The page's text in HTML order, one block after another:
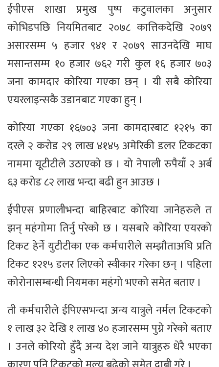
ईपीएस शाखा प्रमुख पुष्प कटुवालका अनुसार
कोभिडपछि नियमितबाट २०७८ कात्तिकदेखि २०७९
असारसम्म ५ हजार ९४१ र २०७९ साउनदेखि माघ
मसान्तसम्म १० हजार ७६२ गरी कुल १६ हजार ७०३
जना कामदार कोरिया गएका छन् । यी सबै कोरिया
एयरलाइन्सकै उडानबाट गएका हुन् ।
कोरिया गएका १६७०३ जना कामदारबाट १२१५ का
दरले २ करोड २९ लाख ४१४५ अमेरिकी डलर टिकटका
नाममा यूटीटीले उठाएको छ । यो नेपाली रुपैयाँ २ अर्ब
६३ करोड ८२ लाख भन्दा बढी हुन आउछ ।
ईपीएस प्रणालीभन्दा बाहिरबाट कोरिया जानेहरुले त
झन् महंगोमा तिर्नु परेको छ । यसबारे कोरिया एयरको
टिकट हेर्ने युटीटीका एक कर्मचारीले सम्झौताअघि प्रति
टिकट १२१५ डलर लिएको स्वीकार गरेका छन् । पहिला
कोरोनासम्बन्धी नियमका महंगो भएको समेत बताए ।
ती कर्मचारीले ईपिएसभन्दा अन्य यात्रुले नर्मल टिकटको
१ लाख ३२ देखि १ लाख ४० हजारसम्म पुग्ने गरेको बताए
। उनले कोरियो हुँदै अन्य देश जाने यात्रुहरु धेरै भएका